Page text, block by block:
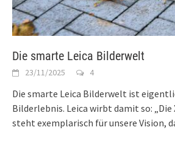
Die smarte Leica Bilderwelt
23/11/2025 4
Die smarte Leica Bilderwelt ist
Bilderlebnis. Leica wirbt damit so: „Die
steht exemplarisch für unsere Vision,